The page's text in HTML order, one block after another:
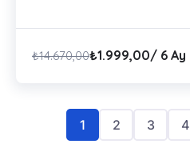
₺14.670,00₺1.999,00/ 6 Ay
1 2 3 4